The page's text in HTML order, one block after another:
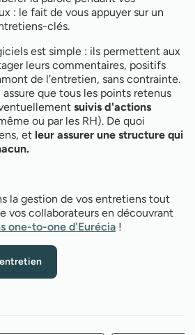
: le fait de vous appuyer sur un
clés.
est simple : ils permettent aux
leurs commentaires, positifs
de l'entretien, sans contrainte.
que tous les points retenus
suivis d'actions
ou par les RH). De quoi
et leur assurer une structure qui
la gestion de vos entretiens tout
vos collaborateurs en découvrant
one-to-one d'Eurécia !